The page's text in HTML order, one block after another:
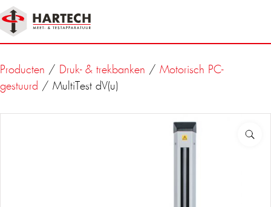
Producten / Druk- & trekbanken / Motorisch PC-
gestuurd / MultiTest dV(u)